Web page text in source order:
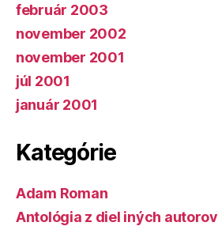
február 2003
november 2002
november 2001
júl 2001
január 2001
Kategórie
Adam Roman
Antológia z diel iných autorov